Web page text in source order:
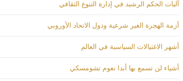
آليات الحكم الرشيد في إدارة التنوع الثقافي
أزمة الهجرة الغير شرعية ودول الاتحاد الأوروبي
أشهر الاغتيالات السياسية في العالم
أشياء لن تسمع بها أبدا نعوم تشومسكي